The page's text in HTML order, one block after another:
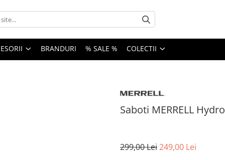
BRANDURI % SALE % COLECTII
Saboti MERRELL
299,00 Lei249,00 Lei